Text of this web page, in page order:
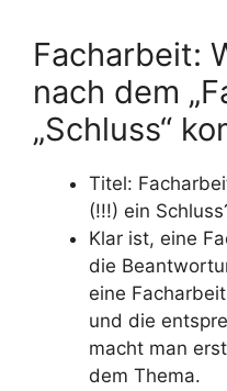
Facharbeit:
nach dem
„Schluss“
Titel:
(!!!) ein
Klar ist, eine
die
eine
und die
macht man
dem Thema.